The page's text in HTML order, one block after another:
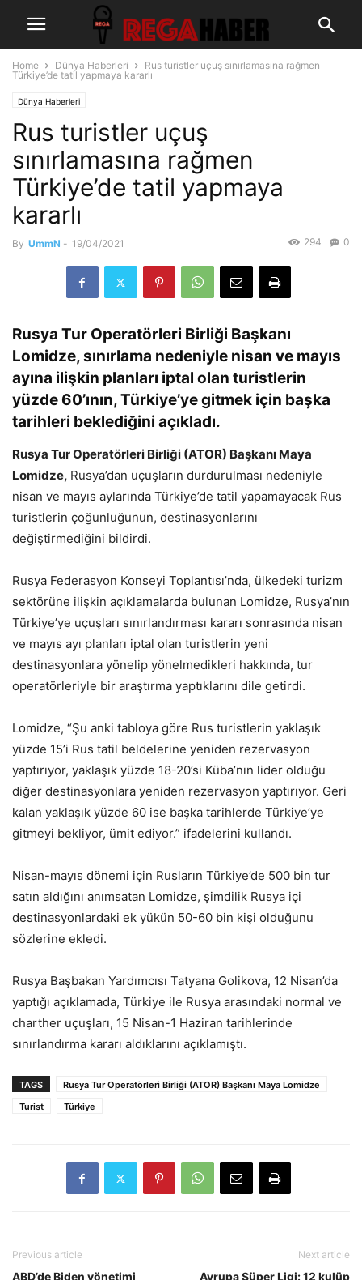
Home Dünya Haberleri
Rus turistler uçuş sınırlamasına rağmen
Türkiye’de tatil yapmaya kararlı
Dünya Haberleri
Rus turistler uçuş
sınırlamasına rağmen
Türkiye’de tatil yapmaya
kararlı
By UmmN - 19/04/2021 0
294
Rusya Tur Operatörleri Birliği Başkanı
Lomidze, sınırlama nedeniyle nisan ve mayıs
ayına ilişkin planları iptal olan turistlerin
yüzde 60’ının, Türkiye’ye gitmek için başka
tarihleri beklediğini açıkladı.
Rusya Tur Operatörleri Birliği (ATOR) Başkanı Maya
Lomidze, Rusya’dan uçuşların durdurulması nedeniyle
nisan ve mayıs aylarında Türkiye’de tatil yapamayacak Rus
turistlerin çoğunluğunun, destinasyonlarını
değiştirmediğini bildirdi.
Rusya Federasyon Konseyi Toplantısı’nda, ülkedeki turizm
sektörüne ilişkin açıklamalarda bulunan Lomidze, Rusya’nın
Türkiye’ye uçuşları sınırlandırması kararı sonrasında nisan
ve mayıs ayı planları iptal olan turistlerin yeni
destinasyonlara yönelip yönelmedikleri hakkında, tur
operatörleriyle bir araştırma yaptıklarını dile getirdi.
Lomidze, “Şu anki tabloya göre Rus turistlerin yaklaşık
yüzde 15’i Rus tatil beldelerine yeniden rezervasyon
yaptırıyor, yaklaşık yüzde 18-20’si Küba’nın lider olduğu
diğer destinasyonlara yeniden rezervasyon yaptırıyor. Geri
kalan yaklaşık yüzde 60 ise başka tarihlerde Türkiye’ye
gitmeyi bekliyor, ümit ediyor.” ifadelerini kullandı.
Nisan-mayıs dönemi için Rusların Türkiye’de 500 bin tur
satın aldığını anımsatan Lomidze, şimdilik Rusya içi
destinasyonlardaki ek yükün 50-60 bin kişi olduğunu
sözlerine ekledi.
Rusya Başbakan Yardımcısı Tatyana Golikova, 12 Nisan’da
yaptığı açıklamada, Türkiye ile Rusya arasındaki normal ve
charther uçuşları, 15 Nisan-1 Haziran tarihlerinde
sınırlandırma kararı aldıklarını açıklamıştı.
TAGS
Rusya Tur Operatörleri Birliği (ATOR) Başkanı Maya Lomidze
Turist
Türkiye
Previous article
ABD’de Biden yönetimi
Next article
Avrupa Süper Ligi: 12 kulüp